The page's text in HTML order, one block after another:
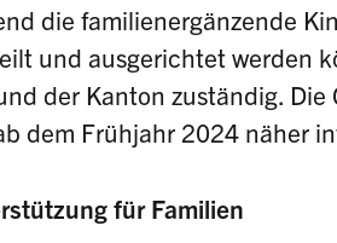
die familienergänzende
und ausgerichtet werden
der Kanton zuständig. Die
dem Frühjahr 2024 näher
für Familien